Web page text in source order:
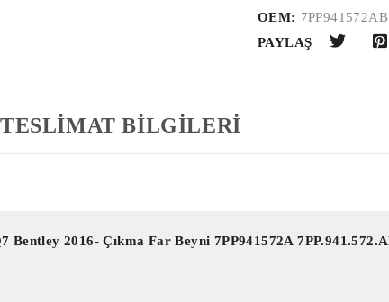
OEM: 7PP941572AB
PAYLAŞ
TESLİMAT BİLGİLERİ
2016- Çıkma Far Beyni 7PP941572A